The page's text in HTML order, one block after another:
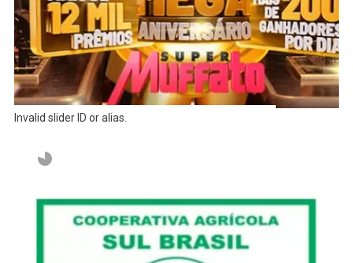
Invalid slider ID or alias.